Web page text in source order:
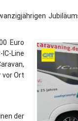
Euro
Line
vor Ort
der